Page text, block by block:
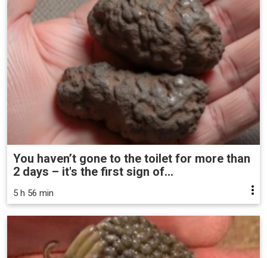
You haven’t gone to the toilet for more than
2 days – it's the first sign of...
5 h 56 min